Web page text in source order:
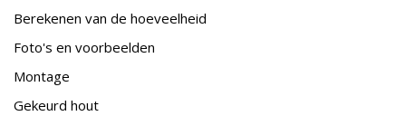
Berekenen van de hoeveelheid
Foto's en voorbeelden
Montage
Gekeurd hout